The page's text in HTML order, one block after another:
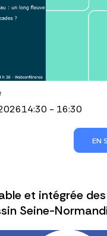
14:30 - 16:30
EN
et intégrée
Seine-